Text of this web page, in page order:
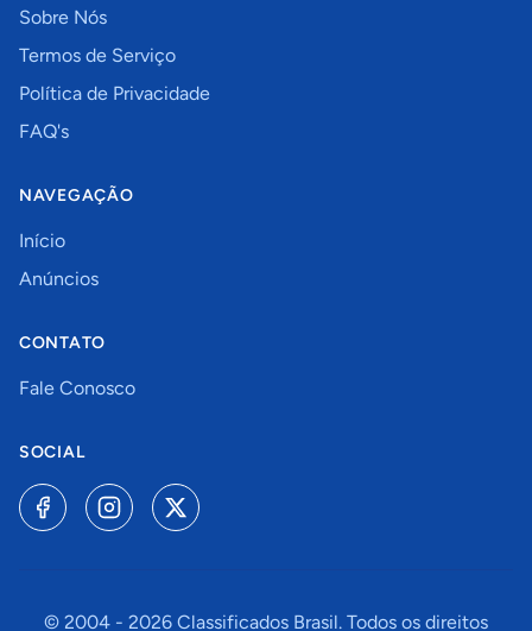
Sobre Nós
Termos de Serviço
Política de Privacidade
FAQ's
NAVEGAÇÃO
Início
Anúncios
CONTATO
Fale Conosco
SOCIAL
© 2004 - 2026 Classificados Brasil. Todos os direitos